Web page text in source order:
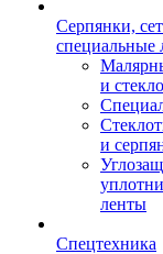
Серпянки,
специальные
и
и
ленты
Спецтехника